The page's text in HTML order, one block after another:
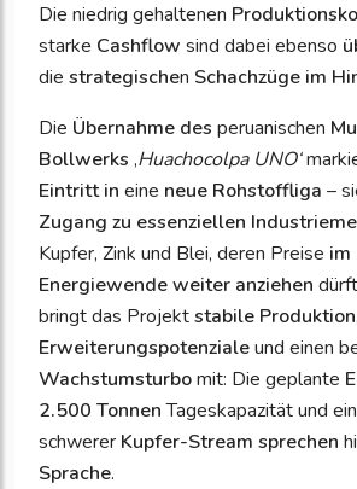
Die niedrig gehaltenen
starke Cashflow sind dabei ebenso
die strategischen Schachzüge im
Die Übernahme des peruanischen
Bollwerks ‚Huachocolpa UNO‘
Eintritt in eine neue Rohstoffliga –
Zugang zu essenziellen
Kupfer, Zink und Blei, deren Preise im
Energiewendeweiter anziehen
bringt das Projektstabile Produktion,
Erweiterungspotenzialeund einen
Wachstumsturbomit: Die geplante
2.500 TonnenTageskapazität und
schwerer Kupfer-Stream sprechen
Sprache.